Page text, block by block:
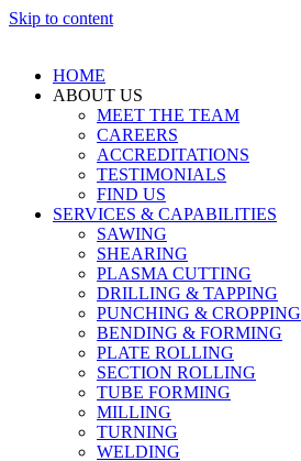
Skip to content
HOME
ABOUT US
MEET THE TEAM
CAREERS
ACCREDITATIONS
TESTIMONIALS
FIND US
SERVICES & CAPABILITIES
SAWING
SHEARING
PLASMA CUTTING
DRILLING & TAPPING
PUNCHING & CROPPING
BENDING & FORMING
PLATE ROLLING
SECTION ROLLING
TUBE FORMING
MILLING
TURNING
WELDING